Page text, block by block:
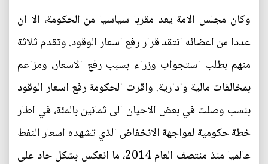
وكان مجلس الامة يعد مقربا سياسيا من الحكومة، الا ان
عددا من اعضائه انتقد قرار رفع اسعار الوقود. وتقدم ثلاثة
منهم بطلب استجواب وزراء بسبب رفع الاسعار، ومزاعم
بمخالفات مالية وادارية. واقرت الحكومة رفع اسعار الوقود
بنسب وصلت في بعض الاحيان الى ثمانين بالمئة، في اطار
خطة حكومية لمواجهة الانخفاض الذي تشهده اسعار النفط
عالميا منذ منتصف العام 2014، ما انعكس بشكل حاد على